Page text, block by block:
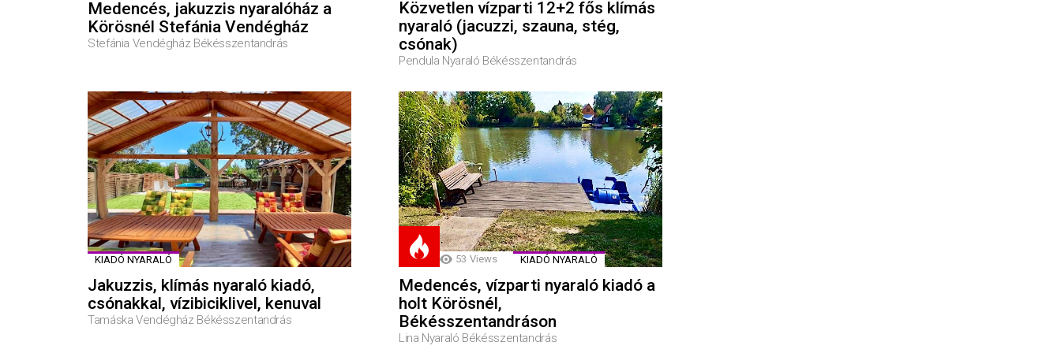
Medencés, jakuzzis nyaralóház a
Körösnél Stefánia Vendégház
Stefánia Vendégház Békésszentandrás
Közvetlen vízparti 12+2 fős klímás
nyaraló (jacuzzi, szauna, stég,
csónak)
Pendula Nyaraló Békésszentandrás
KIADÓ NYARALÓ
Jakuzzis, klímás nyaraló kiadó,
csónakkal, vízibiciklivel, kenuval
Tamáska Vendégház Békésszentandrás
53 Views KIADÓ NYARALÓ
Medencés, vízparti nyaraló kiadó a
holt Körösnél,
Békésszentandráson
Lina Nyaraló Békésszentandrás